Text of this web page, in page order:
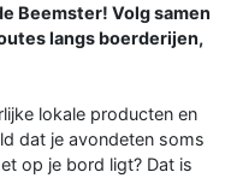
Beemster! Volg samen
langs boerderijen,
lokale producten en
dat je avondeten soms
op je bord ligt? Dat is